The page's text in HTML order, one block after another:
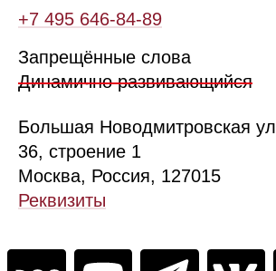
+7 495 646‑84‑89
Запрещённые слова
Динамично развивающийся
Большая Новодмитровская ул
36, строение 1
Москва, Россия, 127015
Реквизиты